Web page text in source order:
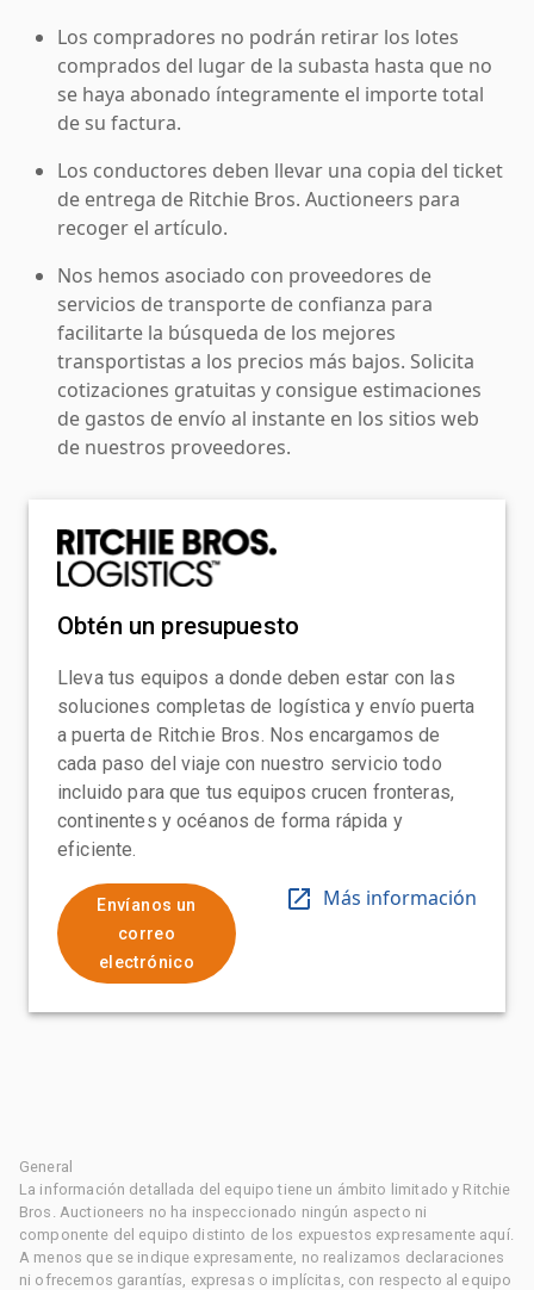
Los compradores no podrán retirar los lotes
comprados del lugar de la subasta hasta que no
se haya abonado íntegramente el importe total
de su factura.
Los conductores deben llevar una copia del ticket
de entrega de Ritchie Bros. Auctioneers para
recoger el artículo.
Nos hemos asociado con proveedores de
servicios de transporte de confianza para
facilitarte la búsqueda de los mejores
transportistas a los precios más bajos. Solicita
cotizaciones gratuitas y consigue estimaciones
de gastos de envío al instante en los sitios web
de nuestros proveedores.
Obtén un presupuesto
Lleva tus equipos a donde deben estar con las
soluciones completas de logística y envío puerta
a puerta de Ritchie Bros. Nos encargamos de
cada paso del viaje con nuestro servicio todo
incluido para que tus equipos crucen fronteras,
continentes y océanos de forma rápida y
eficiente.
Envíanos un
correo
electrónico
Más información
General
La información detallada del equipo tiene un ámbito limitado y Ritchie
Bros. Auctioneers no ha inspeccionado ningún aspecto ni
componente del equipo distinto de los expuestos expresamente aquí.
A menos que se indique expresamente, no realizamos declaraciones
ni ofrecemos garantías, expresas o implícitas, con respecto al equipo